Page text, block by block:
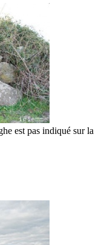
est pas indiqué sur la